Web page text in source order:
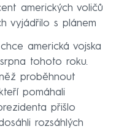
amerických voličů
vyjádřilo s plánem
americká vojska
tohoto roku.
proběhnout
pomáhali
přišlo
rozsáhlých